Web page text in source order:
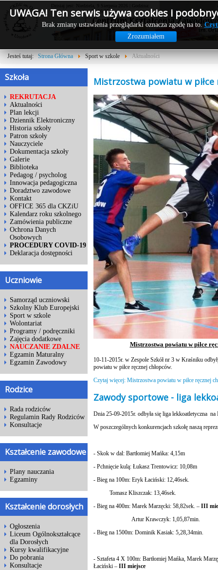
UWAGA! Ten serwis używa cookies i
Brak zmiany ustawienia przeglądarki oznacza zgodę na to.
Zrozumiałem
Dzisiaj jest: Niedziela, 9 Sierpnia 2026 | Godzina:
03:16:35
Jesteś tutaj: Strona Główna Sport w szkole Aktualności
Szkoła
REKRUTACJA
Aktualności
Plan lekcji
Dziennik Elektroniczny
Historia szkoły
Patron szkoły
Nauczyciele
Dokumentacja szkoły
Galerie
Biblioteka
Pedagog / psycholog
Innowacja pedagogiczna
Doradztwo zawodowe
Kontakt
OFFICE 365 dla CKZiU
Kalendarz roku szkolnego
Zamówienia publiczne
Ochrona Danych
Osobowych
PROCEDURY COVID-19
Deklaracja dostępności
Uczniowie
Samorząd uczniowski
Szkolny Klub Europejski
Sport w szkole
Wolontariat
Programy / podręczniki
Zajęcia dodatkowe
NAUCZANIE ZDALNE
Egzamin Maturalny
Egzamin Zawodowy
Rodzice
Rada rodziców
Regulamin Rady Rodziców
Konsultacje
Kształcenie zawodowe
Plany nauczania
Egzaminy
Kształcenie dorosłych
Ogłoszenia
Liceum Ogólnokształcące
dla Dorosłych
Kursy kwalifikacyjne
Do pobrania
Konsultacje
Mistrzostwa powiatu w piłce
Mistrzostwa powiatu w piłce
10-11-2015r. w Zespole Szkół nr 3 w Kraśniku
powiatu w piłce ręcznej chłopców.
Czytaj więcej: Mistrzostwa powiatu w piłce ręcznej
Zawody sportowe - liga
Dnia 25-09-2015r. odbyła się liga lekkoatletyczna
W poszczególnych konkurencjach szkołę naszą
- Skok w dal: Bartłomiej Mańka: 4,15m
- Pchnięcie kulą: Łukasz Trentowicz: 10,08m
- Bieg na 100m: Eryk Łaciński: 12,46sek.
Tomasz Kliszczak: 13,46sek.
- Bieg na 400m: Marek Marzęcki: 58,82sek. – III
Artur Krawczyk: 1,05,87min.
- Bieg na 1500m: Dominik Kasiak: 5,28,34min.
- Sztafeta 4 X 100m: Bartłomiej Mańka, Marek
Łaciński – III miejsce